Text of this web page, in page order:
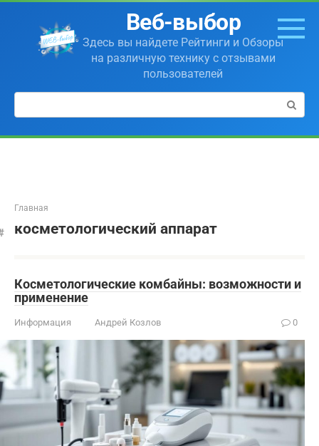
Перейти
контенту
Веб-выбор
Здесь вы найдете Рейтинги и Обзоры
на различную технику с отзывами
пользователей
Поиск:
Главная
косметологический аппарат
Косметологические комбайны: возможности и
применение
Информация Андрей Козлов 0